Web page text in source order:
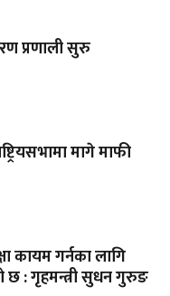
प्रणाली सुरु
मागे माफी
कायम गर्नका लागि
छ : गृहमन्त्री सुधन गुरुङ